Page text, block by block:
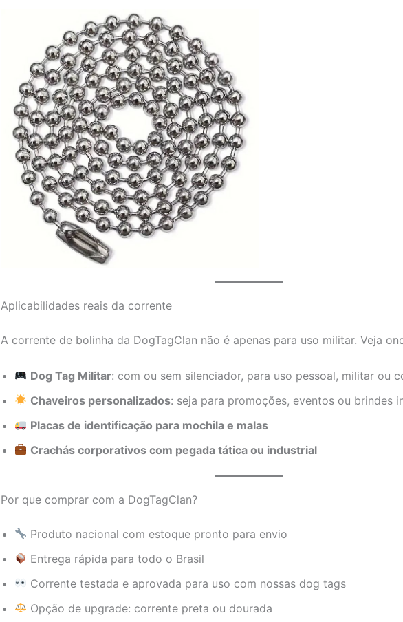
Aplicabilidades reais da corrente
A corrente de bolinha da DogTagClan não é apenas para uso militar. Veja
Dog Tag Militar: com ou sem silenciador, para uso pessoal, militar ou
Chaveiros personalizados: seja para promoções, eventos ou brindes
Placas de identificação para mochila e malas
Crachás corporativos com pegada tática ou industrial
Por que comprar com a DogTagClan?
Produto nacional com estoque pronto para envio
Entrega rápida para todo o Brasil
Corrente testada e aprovada para uso com nossas dog tags
Opção de upgrade: corrente preta ou dourada